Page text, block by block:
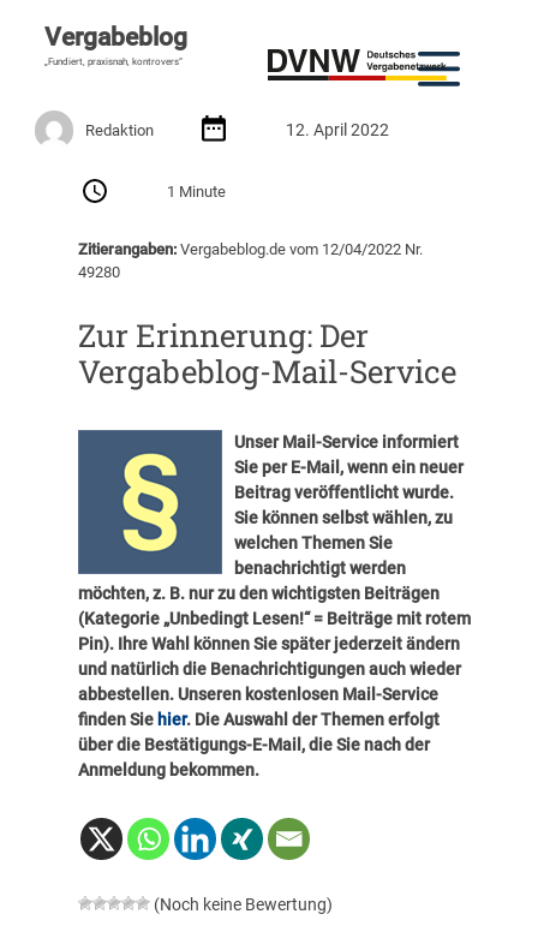
Vergabeblog
„Fundiert, praxisnah, kontrovers“
Redaktion 12. April 2022
1 Minute
Zitierangaben:Vergabeblog.de vom 12/04/2022 Nr.
49280
Zur Erinnerung: Der
Vergabeblog-Mail-Service
Unser Mail-Service informiert
Sie per E-Mail, wenn ein neuer
Beitrag veröffentlicht wurde.
Sie können selbst wählen, zu
welchen Themen Sie
benachrichtigt werden
möchten, z. B. nur zu den wichtigsten Beiträgen
(Kategorie „Unbedingt Lesen!“ = Beiträge mit rotem
Pin). Ihre Wahl können Sie späterjederzeit ändern
und natürlich die Benachrichtigungen auch wieder
abbestellen. Unseren kostenlosen Mail-Service
finden Sie hier. Die Auswahl der Themen erfolgt
über die Bestätigungs-E-Mail, die Sie nach der
Anmeldung bekommen.
(Noch keine Bewertung)